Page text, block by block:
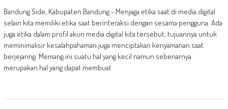
Bandung Side, Kabupaten Bandung - Menjaga etika saat di media digital
selain kita memiliki etika saat berinteraksi dengan sesama pengguna. Ada
juga etika dalam profil akun media digital kita tersebut, tujuannya untuk
meminimalisir kesalahpahaman juga menciptakan kenyamanan saat
berjejaring. Memang ini suatu hal yang kecil namun sebenarnya
merupakan hal yang dapat membuat